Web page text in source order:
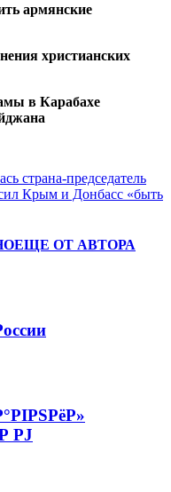
армянские
христианских
в Карабахе
страна-председатель
Крым и Донбасс «быть
ЕЩЕ ОТ АВТОРА
РЈ